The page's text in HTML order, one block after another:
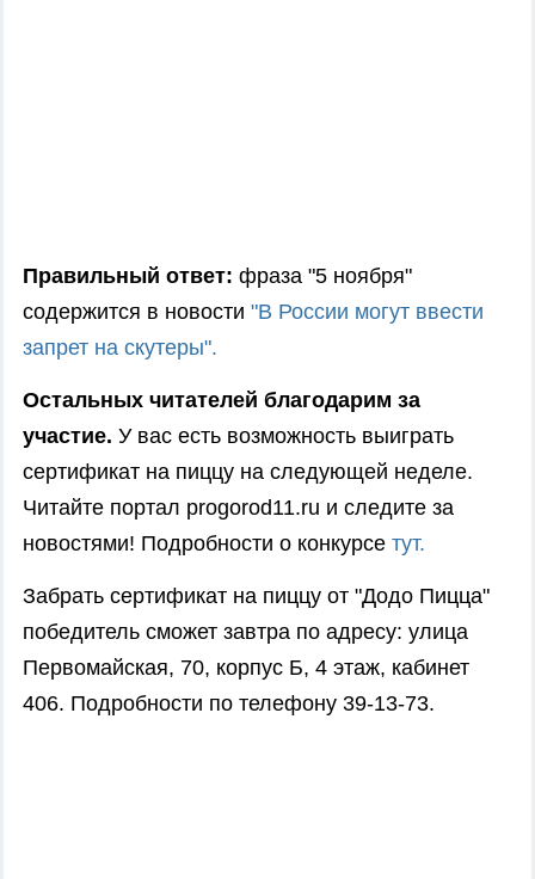
Правильный ответ: фраза "5 ноября"
содержится в новости "В России могут ввести
запрет на скутеры".
Остальных читателей благодарим за
участие. У вас есть возможность выиграть
сертификат на пиццу на следующей неделе.
Читайте портал progorod11.ru и следите за
новостями! Подробности о конкурсе тут.
Забрать сертификат на пиццу от "Додо Пицца"
победитель сможет завтра по адресу: улица
Первомайская, 70, корпус Б, 4 этаж, кабинет
406. Подробности по телефону 39-13-73.